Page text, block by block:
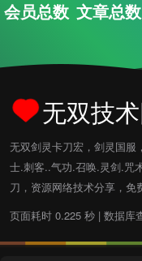
会员总数 文章总数
无双技
无双剑灵卡刀宏，剑灵国服
士.刺客..气功.召唤.灵剑.咒
刀，资源网络技术分享，免
页面耗时 0.225 秒 | 数据库